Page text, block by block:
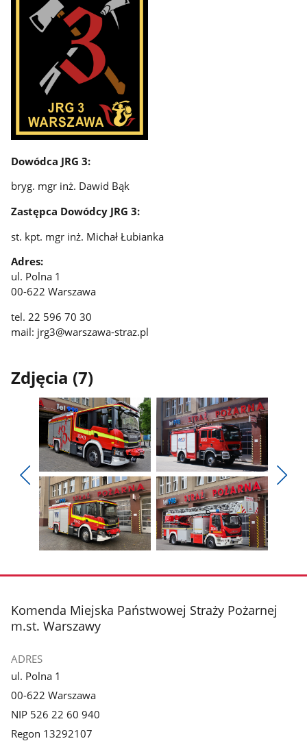
Dowódca JRG 3:
bryg. mgr inż. Dawid Bąk
Zastępca Dowódcy JRG 3:
st. kpt. mgr inż. Michał Łubianka
Adres:
ul. Polna 1
00-622 Warszawa
tel. 22 596 70 30
mail: jrg3@warszawa-straz.pl
Zdjęcia (7)
Pokaż
poprzednie
zdjęcia
Pokaż
zdjęcie
1
z
galerii.
Pokaż
zdjęcie
2
z
galerii.
zdjęcie
galerii.
zdjęcie
galerii.
stopka
Komenda Miejska Państwowej Straży Pożarnej
m.st. Warszawy
ADRES
ul. Polna 1
00-622 Warszawa
NIP 526 22 60 940
Regon 13292107